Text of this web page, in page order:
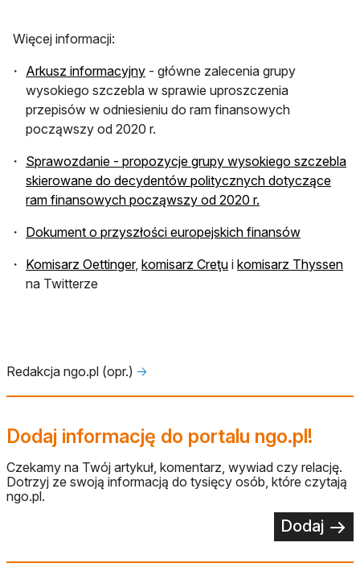
Więcej informacji:
Arkusz informacyjny - główne zalecenia grupy
wysokiego szczebla w sprawie uproszczenia
przepisów w odniesieniu do ram finansowych
począwszy od 2020 r.
Sprawozdanie - propozycje grupy wysokiego szczebla
skierowane do decydentów politycznych dotyczące
ram finansowych począwszy od 2020 r.
Dokument o przyszłości europejskich finansów
Komisarz Oettinger, komisarz Creţu i komisarz Thyssen
na Twitterze
Redakcja ngo.pl (opr.) 🡢
Dodaj informację do portalu ngo.pl!
Czekamy na Twój artykuł, komentarz, wywiad czy relację.
Dotrzyj ze swoją informacją do tysięcy osób, które czytają
ngo.pl.
Dodaj